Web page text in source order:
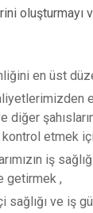
oluşturmayı
en üst
diğer
kontrol etmek
iş
getirmek ,
sağlığı ve iş